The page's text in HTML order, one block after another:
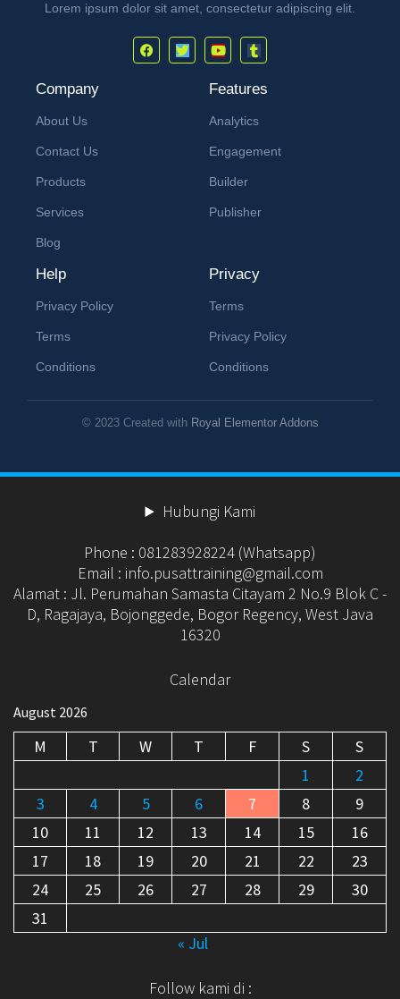
Lorem ipsum dolor sit amet, consectetur adipiscing elit.
Company
About Us
Contact Us
Products
Services
Blog
Features
Analytics
Engagement
Builder
Publisher
Help
Privacy Policy
Terms
Conditions
Privacy
Terms
Privacy Policy
Conditions
© 2023 Created with Royal Elementor Addons
Hubungi Kami
Phone : 081283928224 (Whatsapp)
Email : info.pusattraining@gmail.com
Alamat : Jl. Perumahan Samasta Citayam 2 No.9 Blok C -
D, Ragajaya, Bojonggede, Bogor Regency, West Java
16320
Calendar
August 2026
M T W T F S
S
1
2
3
4 5 6 7 8
9
10
11 12 13 14 15
16
17
18 19 20 21 22
23
24
25 26 27 28 29
30
31
« Jul
Follow kami di :